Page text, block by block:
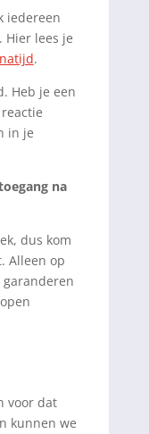
iedereen
Hier lees je
.
Heb je een
in je
na
dus kom
Alleen op
voor dat
kunnen we